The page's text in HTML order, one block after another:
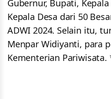
Gubernur, Bupati,
Kepala Desa dari 50
ADWI 2024. Selain itu,
Menpar Widiyanti, para
Kementerian